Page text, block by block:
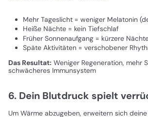
Mehr Tageslicht = weniger Melatonin
Heiße Nächte = kein Tiefschlaf
Früher Sonnenaufgang = kürzere
Späte Aktivitäten = verschobener
Das Resultat: Weniger Regeneration, mehr
schwächeres Immunsystem
6. Dein Blutdruck spielt
Um Wärme abzugeben, erweitern sich